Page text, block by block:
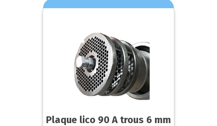
Plaque lico 90 A trous 6 mm